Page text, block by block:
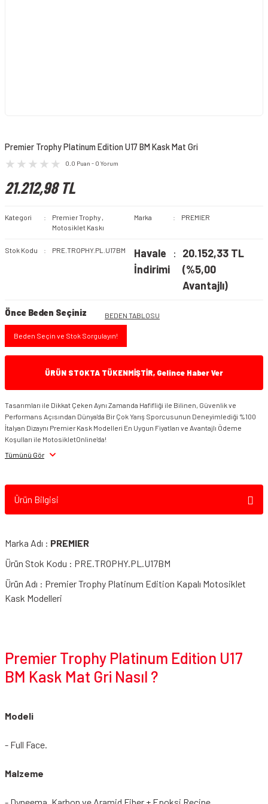
Premier Trophy Platinum Edition U17 BM Kask Mat Gri
0.0 Puan - 0 Yorum
21.212,98 TL
Kategori Premier Trophy ,
Motosiklet Kaskı
Marka PREMIER
Stok Kodu PRE.TROPHY.PL.U17BM
Havale
İndirimi
20.152,33 TL
(%5,00
Avantajlı)
Önce Beden Seçiniz BEDEN TABLOSU
Beden Seçin ve Stok Sorgulayın!
ÜRÜN STOKTA TÜKENMİŞTİR, Gelince Haber Ver
Tasarımları ile Dikkat Çeken Aynı Zamanda Hafifliği ile Bilinen, Güvenlik ve
Performans Açısından Dünya'da Bir Çok Yarış Sporcusunun Deneyimlediği %100
İtalyan Dizaynı Premier Kask Modelleri En Uygun Fiyatları ve Avantajlı Ödeme
Koşulları ile MotosikletOnline'da!
Tümünü Gör
Ürün Bilgisi
Marka Adı : PREMIER
Ürün Stok Kodu : PRE.TROPHY.PL.U17BM
Ürün Adı : Premier Trophy Platinum Edition Kapalı Motosiklet
Kask Modelleri
Premier Trophy Platinum Edition U17
BM Kask Mat Gri Nasıl ?
Modeli
- Full Face.
Malzeme